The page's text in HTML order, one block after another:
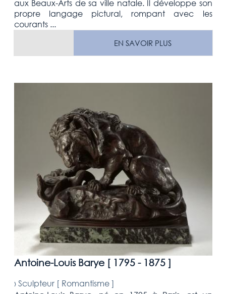
aux Beaux-Arts de sa ville natale. Il développe son
propre langage pictural, rompant avec les
courants ...
EN SAVOIR PLUS
Antoine-Louis Barye [ 1795 - 1875]
›Sculpteur [ Romantisme]